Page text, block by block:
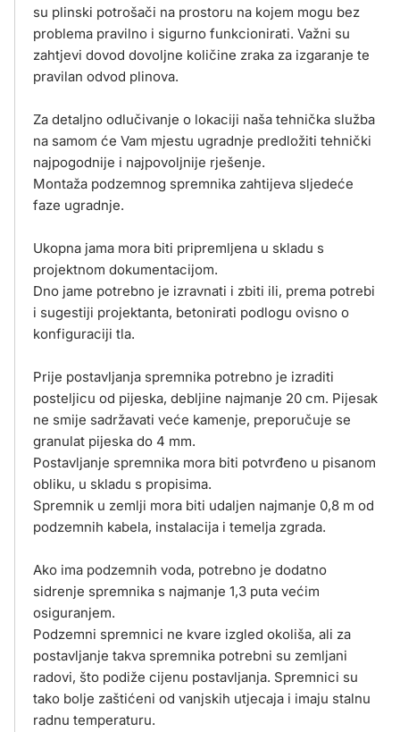
su plinski potrošači na prostoru na kojem mogu bez
problema pravilno i sigurno funkcionirati. Važni su
zahtjevi dovod dovoljne količine zraka za izgaranje te
pravilan odvod plinova.
Za detaljno odlučivanje o lokaciji naša tehnička služba
na samom će Vam mjestu ugradnje predložiti tehnički
najpogodnije i najpovoljnije rješenje.
Montaža podzemnog spremnika zahtijeva sljedeće
faze ugradnje.
Ukopna jama mora biti pripremljena u skladu s
projektnom dokumentacijom.
Dno jame potrebno je izravnati i zbiti ili, prema potrebi
i sugestiji projektanta, betonirati podlogu ovisno o
konfiguraciji tla.
Prije postavljanja spremnika potrebno je izraditi
posteljicu od pijeska, debljine najmanje 20 cm. Pijesak
ne smije sadržavati veće kamenje, preporučuje se
granulat pijeska do 4 mm.
Postavljanje spremnika mora biti potvrđeno u pisanom
obliku, u skladu s propisima.
Spremnik u zemlji mora biti udaljen najmanje 0,8 m od
podzemnih kabela, instalacija i temelja zgrada.
Ako ima podzemnih voda, potrebno je dodatno
sidrenje spremnika s najmanje 1,3 puta većim
osiguranjem.
Podzemni spremnici ne kvare izgled okoliša, ali za
postavljanje takva spremnika potrebni su zemljani
radovi, što podiže cijenu postavljanja. Spremnici su
tako bolje zaštićeni od vanjskih utjecaja i imaju stalnu
radnu temperaturu.